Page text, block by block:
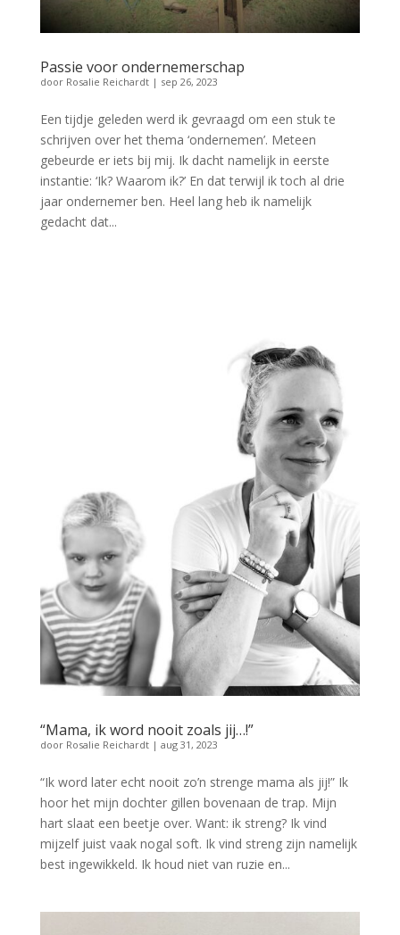
Passie voor ondernemerschap
door Rosalie Reichardt| sep 26, 2023
Een tijdje geleden werd ik gevraagd om een stuk te
schrijven over het thema ‘ondernemen’. Meteen
gebeurde er iets bij mij. Ik dacht namelijk in eerste
instantie: ‘Ik? Waarom ik?’ En dat terwijl ik toch al drie
jaar ondernemer ben. Heel lang heb ik namelijk
gedacht dat...
“Mama, ik word nooit zoals jij…!”
door Rosalie Reichardt| aug 31, 2023
“Ik word later echt nooit zo’n strenge mama als jij!” Ik
hoor het mijn dochter gillen bovenaan de trap. Mijn
hart slaat een beetje over. Want: ik streng? Ik vind
mijzelf juist vaak nogal soft. Ik vind streng zijn namelijk
best ingewikkeld. Ik houd niet van ruzie en...